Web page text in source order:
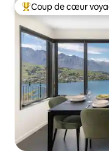
Coups de cœur
Coup de cœur